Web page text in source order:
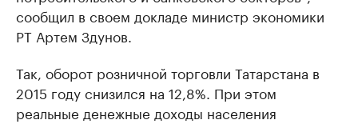
сообщил в своем докладе министр экономики
РТ Артем Здунов.
Так, оборот розничной торговли Татарстана в
2015 году снизился на 12,8%. При этом
реальные денежные доходы населения